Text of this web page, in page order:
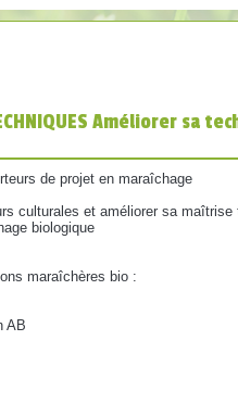
Améliorer sa
de projet en maraîchage
culturales et améliorer sa
biologique
maraîchères bio :
AB